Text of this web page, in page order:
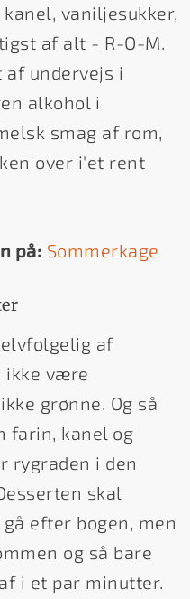
vaniljesukker,
af alt - R-O-M.
undervejs i
alkohol i
smag af rom,
over i'et rent
på: Sommerkage
af
ikke være
grønne. Og så
farin, kanel og
rygraden i den
skal
efter bogen, men
og så bare
i et par minutter.